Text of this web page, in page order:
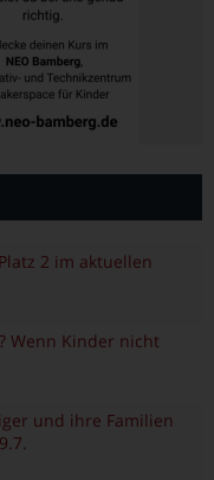
2 im aktuellen
Wenn Kinder nicht
und ihre Familien